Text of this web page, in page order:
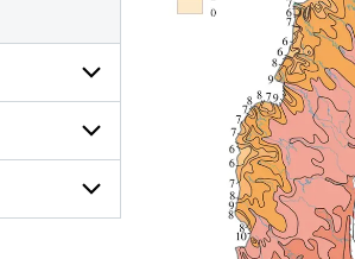
Undersidor
för
Framtidens
klimat
Undersidor
för
Klimatanpassning